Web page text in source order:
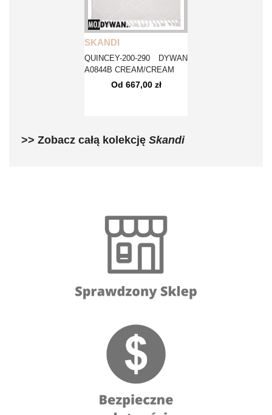
SKANDI
QUINCEY-200-290 DYWAN
A0844B CREAM/CREAM
Od 667,00 zł
>> Zobacz całą kolekcję Skandi